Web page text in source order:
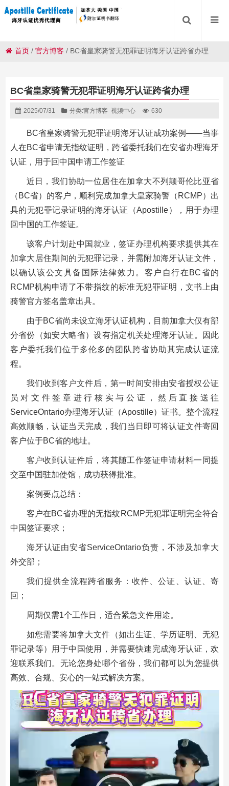
首页 /官方博客 / BC省皇家骑警无犯罪证明海牙认证跨省办理
BC省皇家骑警无犯罪证明海牙认证跨省办理
2025/07/31 分类:官方博客 视频中心 630
BC省皇家骑警无犯罪证明海牙认证成功案例——当事
人在BC省申请无指纹证明，跨省委托我们在安省办理海牙
认证，用于回中国申请工作签证
近日，我们协助一位居住在加拿大不列颠哥伦比亚省
（BC省）的客户，顺利完成加拿大皇家骑警（RCMP）出
具的无犯罪记录证明的海牙认证（Apostille），用于办理
回中国的工作签证。
该客户计划赴中国就业，签证办理机构要求提供其在
加拿大居住期间的无犯罪记录，并需附加海牙认证文件，
以确认该公文具备国际法律效力。客户自行在BC省的
RCMP机构申请了不带指纹的标准无犯罪证明，文书上由
骑警官方签名盖章出具。
由于BC省尚未设立海牙认证机构，目前加拿大仅有部
分省份（如安大略省）设有指定机关处理海牙认证。因此
客户委托我们位于多伦多的团队跨省协助其完成认证流
程。
我们收到客户文件后，第一时间安排由安省授权公证
员对文件签章进行核实与公证，然后直接送往
ServiceOntario办理海牙认证（Apostille）证书。整个流程
高效顺畅，认证当天完成，我们当日即可将认证文件寄回
客户位于BC省的地址。
客户收到认证件后，将其随工作签证申请材料一同提
交至中国驻加使馆，成功获得批准。
案例要点总结：
客户在BC省办理的无指纹RCMP无犯罪证明完全符合
中国签证要求；
海牙认证由安省ServiceOntario负责，不涉及加拿大
外交部；
我们提供全流程跨省服务：收件、公证、认证、寄
回；
周期仅需1个工作日，适合紧急文件用途。
如您需要将加拿大文件（如出生证、学历证明、无犯
罪记录等）用于中国使用，并需要快速完成海牙认证，欢
迎联系我们。无论您身处哪个省份，我们都可以为您提供
高效、合规、安心的一站式解决方案。
频
放